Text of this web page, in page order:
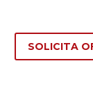
SOLICITA